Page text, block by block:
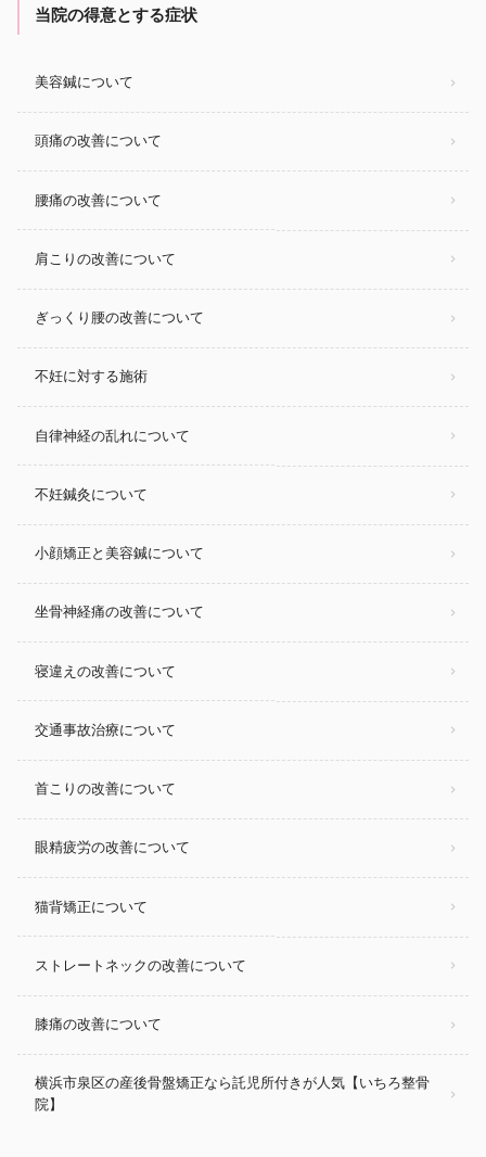
当院の得意とする症状
美容鍼について
頭痛の改善について
腰痛の改善について
肩こりの改善について
ぎっくり腰の改善について
不妊に対する施術
自律神経の乱れについて
不妊鍼灸について
小顔矯正と美容鍼について
坐骨神経痛の改善について
寝違えの改善について
交通事故治療について
首こりの改善について
眼精疲労の改善について
猫背矯正について
ストレートネックの改善について
膝痛の改善について
横浜市泉区の産後骨盤矯正なら託児所付きが人気【いちろ整骨
院】